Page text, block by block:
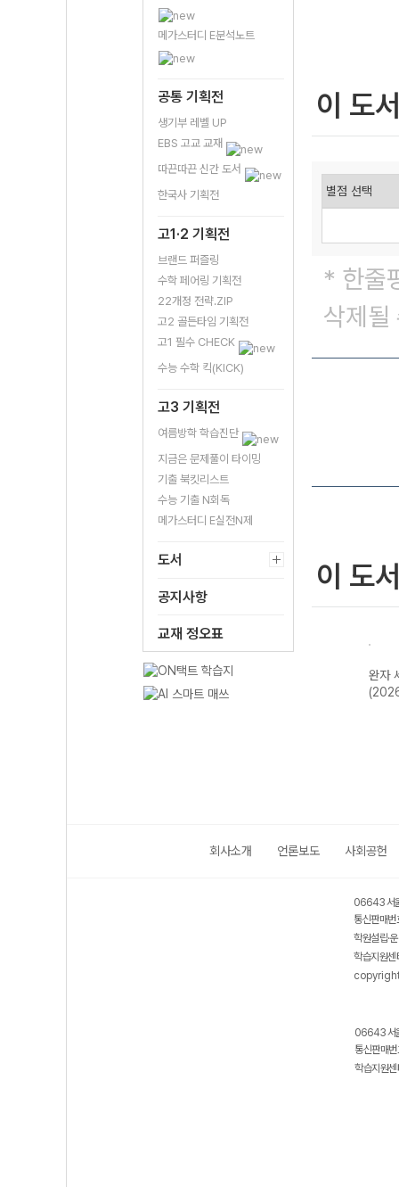
메가스터디 E분석노트
공통 기획전
생기부 레벨 UP
EBS 고교 교재
따끈따끈 신간 도서
한국사 기획전
고1·2 기획전
브랜드 퍼즐링
수학 페어링 기획전
22개정 전략.ZIP
고2 골든타임 기획전
고1 필수 CHECK
수능 수학 킥(KICK)
고3 기획전
여름방학 학습진단
지금은 문제풀이 타이밍
기출 북킷리스트
수능 기출 N회독
메가스터디 E실전N제
도서
공지사항
교재 정오표
이 도
* 한줄
삭제될
이 도
완자 고등 현대사
회와 윤리-22개
완자
회사소개 언론보도 사회공헌
06643 서
통신판매
학원설립·
학습지원
06643 서
통신판매
학습지원